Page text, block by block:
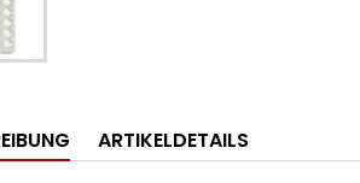
ARTIKELDETAILS